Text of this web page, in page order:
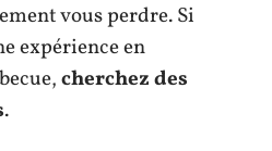
vous perdre. Si
expérience en
cherchez des
.